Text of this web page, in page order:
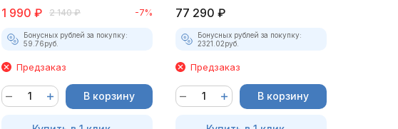
1 990 ₽ 2 140 ₽ -7%
Бонусных рублей за покупку:
59.76руб.
Предзаказ
В корзину
77 290 ₽
Бонусных рублей за покупку:
2321.02руб.
Предзаказ
В корзину